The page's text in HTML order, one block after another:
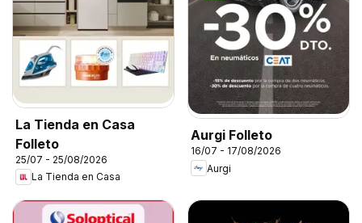
La Tienda en Casa
Folleto
25/07 - 25/08/2026
La Tienda en Casa
Aurgi Folleto
16/07 - 17/08/2026
Aurgi